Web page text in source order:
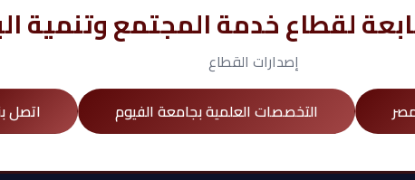
لقطاع خدمة المجتمع وتنمية
إصدارات القطاع
التخصصات العلمية بجامعة الفيوم اتصل